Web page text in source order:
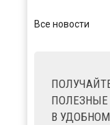
Все новости
В